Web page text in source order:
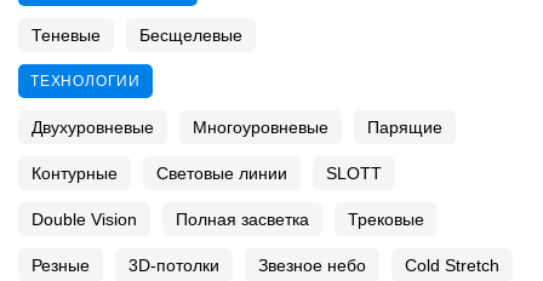
Теневые Бесщелевые
ТЕХНОЛОГИИ
Двухуровневые Многоуровневые Парящие
Контурные Световые линии SLOTT
Double Vision Полная засветка Трековые
Резные 3D-потолки Звезное небо Cold Stretch